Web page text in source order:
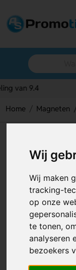
Wij
Wij maken
tracking-
op onze
te tonen,
analyseren
bezoekers
Home Magneten
Artikelnummer: